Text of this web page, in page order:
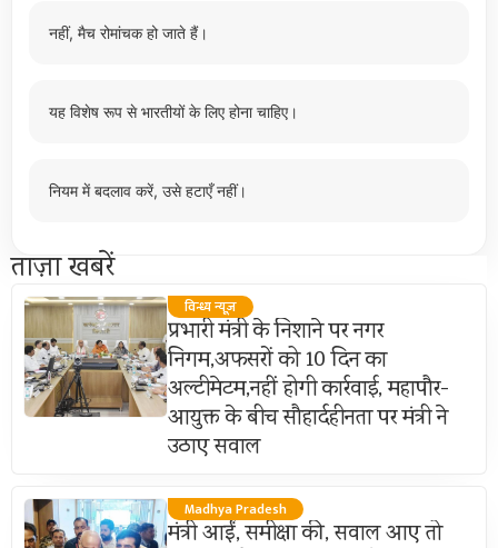
नहीं, मैच रोमांचक हो जाते हैं।
यह विशेष रूप से भारतीयों के लिए होना चाहिए।
नियम में बदलाव करें, उसे हटाएँ नहीं।
ताज़ा खबरें
विन्ध्य न्यूज़
प्रभारी मंत्री के निशाने पर नगर
निगम,अफसरों को 10 दिन का
अल्टीमेटम,नहीं होगी कार्रवाई, महापौर-
आयुक्त के बीच सौहार्दहीनता पर मंत्री ने
उठाए सवाल
Madhya Pradesh
मंत्री आईं, समीक्षा की, सवाल आए तो